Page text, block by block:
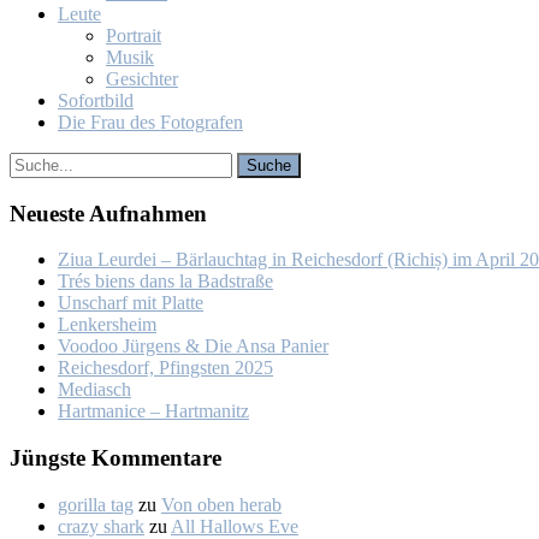
Leu­te
Por­trait
Mu­sik
Ge­sich­ter
So­fort­bild
Die Frau des Fo­to­gra­fen
Neu­es­te Auf­nah­men
Ziua Leur­dei – Bär­lauch­tag in Rei­ches­dorf (Ri­chiș) im April
Trés biens dans la Bad­stra­ße
Un­scharf mit Plat­te
Len­kers­heim
Voo­doo Jür­gens & Die An­sa Pa­nier
Rei­ches­dorf, Pfings­ten 2025
Me­dia­sch
Hart­ma­nice – Hart­ma­nitz
Jüngs­te Kom­men­ta­re
gorilla tag zu Von oben her­ab
crazy shark zu All Hal­lows Eve